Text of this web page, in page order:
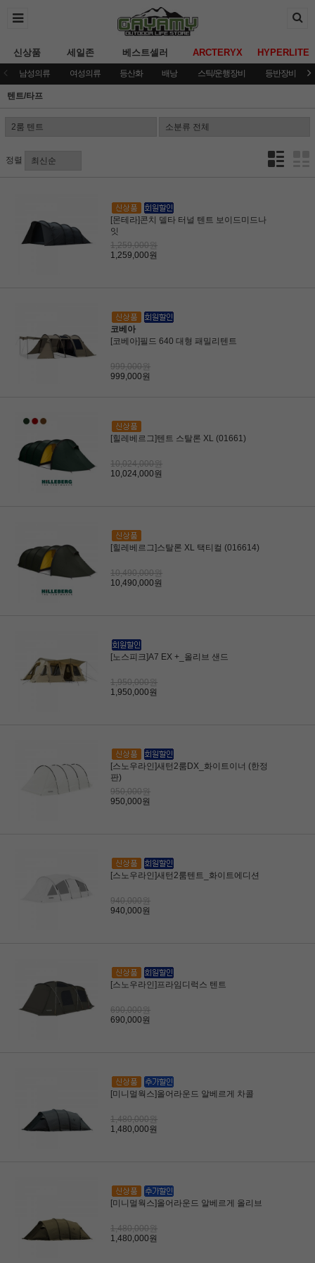
신상품 세일존 베스트셀러 ARCTERYX HYPERLITE
남성의류 여성의류 등산화 배낭 스틱/운행장비 등반장비
텐트/타프
정렬
[몬테라]콘치 델타 터널 텐트 보이드미드나
잇
1,259,000원
1,259,000원
코베아
[코베아]필드 640 대형 패밀리텐트
999,000원
999,000원
[힐레베르그]텐트 스탈론 XL (01661)
10,024,000원
10,024,000원
[힐레베르그]스탈론 XL 택티컬 (016614)
10,490,000원
10,490,000원
[노스피크]A7 EX +_올리브 샌드
1,950,000원
1,950,000원
[스노우라인]새턴2룸DX_화이트이너 (한정
판)
950,000원
950,000원
[스노우라인]새턴2룸텐트_화이트에디션
940,000원
940,000원
[스노우라인]프라임디럭스 텐트
690,000원
690,000원
[미니멀웍스]올어라운드 알베르게 차콜
1,480,000원
1,480,000원
[미니멀웍스]올어라운드 알베르게 올리브
1,480,000원
1,480,000원